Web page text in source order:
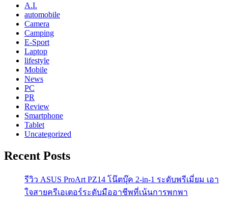
A.I.
automobile
Camera
Camping
E-Sport
Laptop
lifestyle
Mobile
News
PC
PR
Review
Smartphone
Tablet
Uncategorized
Recent Posts
รีวิว ASUS ProArt PZ14 โน๊ตบุ๊ค 2-in-1 ระดับพรีเมี่ยม เอา
ใจสายครีเอเตอร์ระดับมืออาชีพที่เน้นการพกพา